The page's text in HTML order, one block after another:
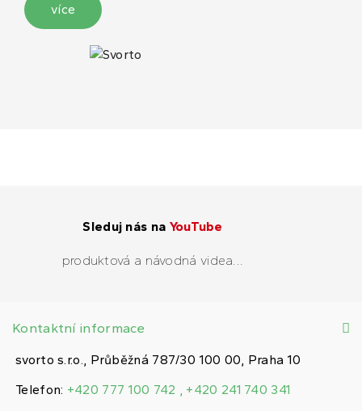
více
Sleduj nás na YouTube
produktová a návodná videa...
Kontaktní informace
svorto s.r.o., Průběžná 787/30 100 00, Praha 10
Telefon: +420 777 100 742 , +420 241 740 341